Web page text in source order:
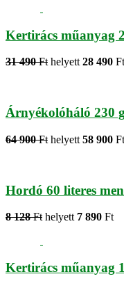
Kertirács műanyag
31 490 Fthelyett28 490 Ft
Árnyékolóháló 230
64 900 Ft helyett 58 900 Ft
Hordó 60 literes
8 128 Ft helyett 7 890 Ft
Kertirács műanyag